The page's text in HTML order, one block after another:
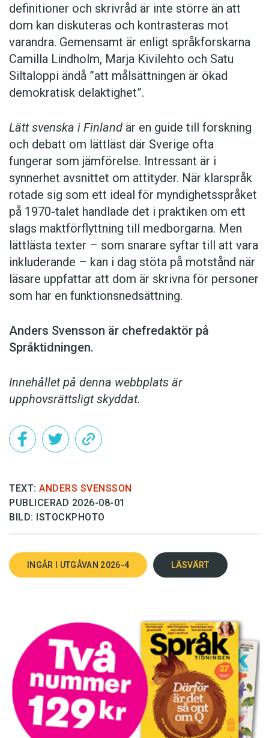
definitioner och skrivråd är inte större än att
dom kan diskuteras och kontrasteras mot
varandra. Gemensamt är enligt språkforskarna
Camilla Lindholm, Marja Kivilehto och Satu
Siltaloppi ändå ”att målsättningen är ökad
demokratisk delaktighet”.
Lätt svenska i Finland är en guide till forskning
och debatt om lättläst där ­Sverige ofta
fungerar som jämförelse. ­Intressant är i
synnerhet ­avsnittet om attityder. När klar­språk
rotade sig som ett ideal för myndighetsspråket
på 1970-talet handlade det i praktiken om ett
slags maktförflyttning till medborgarna. Men
lättlästa texter – som snarare syftar till att vara
inkluderande – kan i dag stöta på motstånd när
läsare uppfattar att dom är skrivna för personer
som har en funktionsnedsättning.
Anders Svensson är chefredaktör på
Språktidningen.
Innehållet på denna webbplats är
upphovsrättsligt skyddat.
TEXT: ANDERS SVENSSON
PUBLICERAD 2026-08-01
BILD: ISTOCKPHOTO
INGÅR I UTGÅVAN 2026-4 LÄSVÄRT